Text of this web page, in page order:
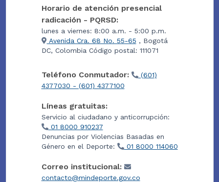
Horario de atención presencial
radicación - PQRSD:
lunes a viernes: 8:00 a.m. - 5:00 p.m.
Avenida Cra. 68 No. 55-65 , Bogotá
DC, Colombia Código postal: 111071
Teléfono Conmutador:
(601)
4377030 - (601) 4377100
Líneas gratuitas:
Servicio al ciudadano y anticorrupción:
01 8000 910237
Denuncias por Violencias Basadas en
Género en el Deporte:
01 8000 114060
Correo institucional:
contacto@mindeporte.gov.co